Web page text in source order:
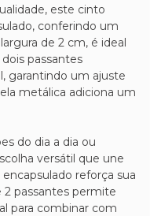
este cinto
conferindo um
de 2 cm, é ideal
passantes
garantindo um ajuste
metálica adiciona um
do dia a dia ou
versátil que une
reforça sua
2 passantes permite
para combinar com